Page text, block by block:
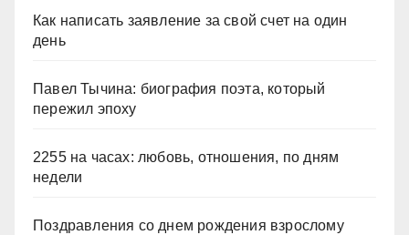
Как написать заявление за свой счет на один
день
Павел Тычина: биография поэта, который
пережил эпоху
2255 на часах: любовь, отношения, по дням
недели
Поздравления со днем рождения взрослому